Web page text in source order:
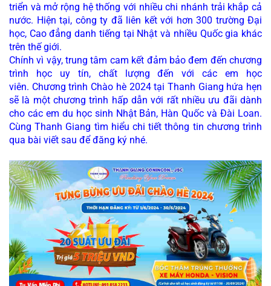
triển và mở rộng hệ thống với nhiều chi nhánh trải khắp cả
nước. Hiện tại, công ty đã liên kết với hơn 300 trường Đại
học, Cao đẳng danh tiếng tại Nhật và nhiều Quốc gia khác
trên thế giới.
Chính vì vậy, trung tâm cam kết đảm bảo đem đến chương
trình học uy tín, chất lượng đến với các em học
viên. Chương trình Chào hè 2024 tại Thanh Giang hứa hẹn
sẽ là một chương trình hấp dẫn với rất nhiều ưu đãi dành
cho các em du học sinh Nhật Bản, Hàn Quốc và Đài Loan.
Cùng Thanh Giang tìm hiểu chi tiết thông tin chương trình
qua bài viết sau để đăng ký nhé.